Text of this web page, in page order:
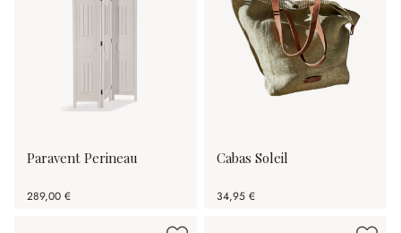
Paravent Perineau
289,00 €
Cabas Soleil
34,95 €